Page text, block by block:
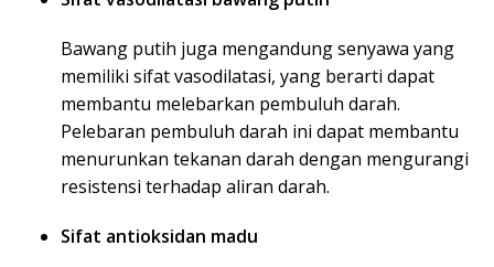
Bawang putih juga mengandung senyawa yang
memiliki sifat vasodilatasi, yang berarti dapat
membantu melebarkan pembuluh darah.
Pelebaran pembuluh darah ini dapat membantu
menurunkan tekanan darah dengan mengurangi
resistensi terhadap aliran darah.
Sifat antioksidan madu